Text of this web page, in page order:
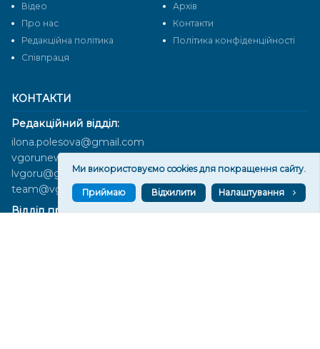
КОНТАКТИ
Редакційний відділ:
ilona.polesova@gmail.com
vgorunews@gmail.com
lvgoru@gmail.com
team@vgoru.org
Відділ продажів:
Відео
Архів
Про нас
Контакти
Редакційна політика
Політика конфіденційності
Cпівпраця
Ми використовуємо cookies для покращення сайту.
Приймаю Відхилити Налаштування